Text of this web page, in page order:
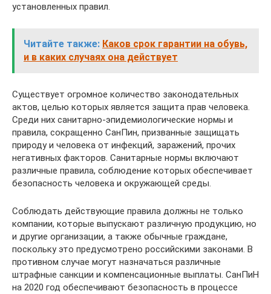
установленных правил.
Читайте также: Каков срок гарантии на обувь,
и в каких случаях она действует
Существует огромное количество законодательных
актов, целью которых является защита прав человека.
Среди них санитарно-эпидемиологические нормы и
правила, сокращенно СанПин, призванные защищать
природу и человека от инфекций, заражений, прочих
негативных факторов. Санитарные нормы включают
различные правила, соблюдение которых обеспечивает
безопасность человека и окружающей среды.
Соблюдать действующие правила должны не только
компании, которые выпускают различную продукцию, но
и другие организации, а также обычные граждане,
поскольку это предусмотрено российскими законами. В
противном случае могут назначаться различные
штрафные санкции и компенсационные выплаты. СанПиН
на 2020 год обеспечивают безопасность в процессе